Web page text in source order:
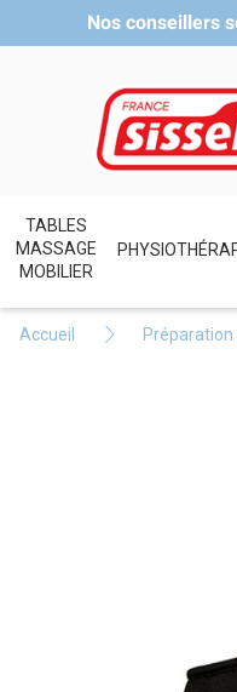
Nos conseillers
TABLES
MASSAGE
MOBILIER
Accueil